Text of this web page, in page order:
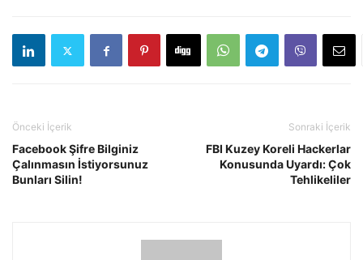
Önceki İçerik
Facebook Şifre Bilginiz
Çalınmasın İstiyorsunuz
Bunları Silin!
Sonraki İçerik
FBI Kuzey Koreli Hackerlar
Konusunda Uyardı: Çok
Tehlikeliler